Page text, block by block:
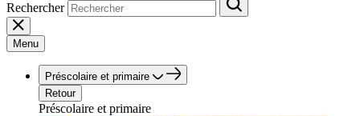
Rechercher
Menu
Préscolaire et primaire
Retour
Préscolaire et primaire